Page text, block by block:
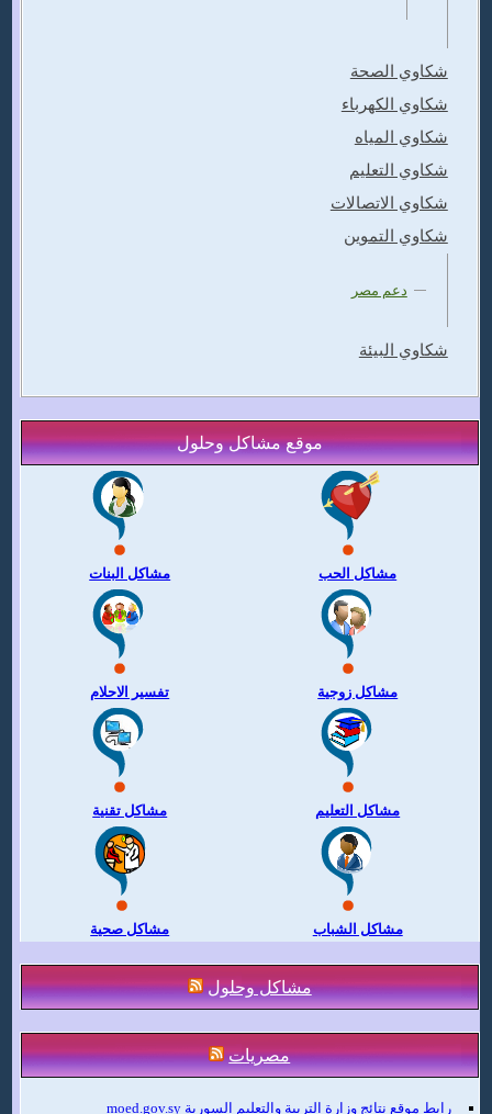
شكاوي الصحة
شكاوي الكهرباء
شكاوي المياه
شكاوي التعليم
شكاوي الاتصالات
شكاوي التموين
دعم مصر
شكاوي البيئة
موقع مشاكل وحلول
مشاكل البنات مشاكل الحب
تفسير الاحلام مشاكل زوجية
مشاكل تقنية مشاكل التعليم
مشاكل صحية مشاكل الشباب
مشاكل وحلول
مصريات
رابط موقع نتائج وزارة التربية والتعليم السورية moed.gov.sy